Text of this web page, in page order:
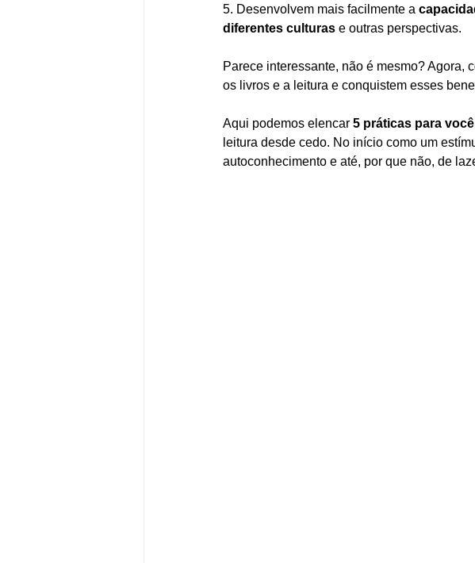
5. Desenvolvem mais facilmente a
diferentes culturas e outras perspectivas.
Parece interessante, não é mesmo? Agora,
os livros e a leitura e conquistem esses
Aqui podemos elencar 5 práticas para
leitura desde cedo. No início como um
autoconhecimento e até, por que não, de